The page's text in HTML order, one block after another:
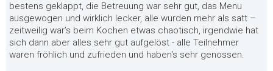
bestens geklappt, die Betreuung war sehr gut, das Menu
ausgewogen und wirklich lecker, alle wurden mehr als satt –
zeitweilig war’s beim Kochen etwas chaotisch, irgendwie hat
sich dann aber alles sehr gut aufgelöst - alle Teilnehmer
waren fröhlich und zufrieden und haben's sehr genossen.